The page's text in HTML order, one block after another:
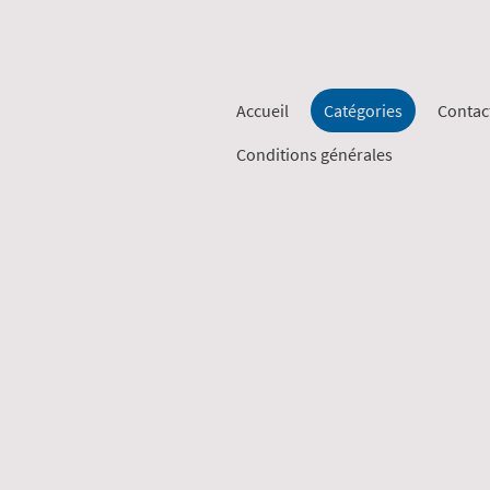
Accueil Catégories
Conditions générales